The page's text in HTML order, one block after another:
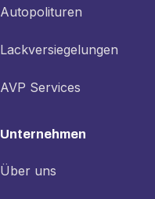
Autopolituren
Lackversiegelungen
AVP Services
Unternehmen
Über uns